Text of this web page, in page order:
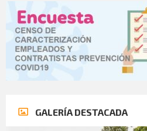
GALERÍA DESTACADA